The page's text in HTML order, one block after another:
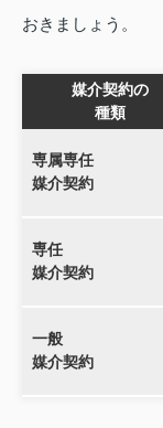
おきましょう。
媒介契約の
種類
専属専任
媒介契約
専任
媒介契約
一般
媒介契約